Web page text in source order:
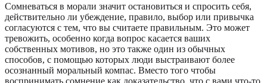
Сомневаться в морали значит остановиться и спросить себя,
действительно ли убеждение, правило, выбор или привычка
согласуются с тем, что вы считаете правильным. Это может
тревожить, особенно когда вопрос касается ваших
собственных мотивов, но это также один из обычных
способов, с помощью которых люди выстраивают более
осознанный моральный компас. Вместо того чтобы
воспринимать сомнение как доказательство, что с вами что-то